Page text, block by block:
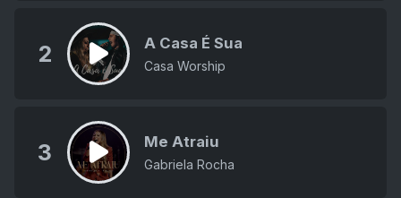
2 A Casa É Sua
Casa Worship
3 Me Atraiu
Gabriela Rocha